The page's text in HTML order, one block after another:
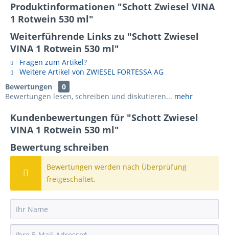
Produktinformationen "Schott Zwiesel VINA
1 Rotwein 530 ml"
Weiterführende Links zu "Schott Zwiesel
VINA 1 Rotwein 530 ml"
Fragen zum Artikel?
Weitere Artikel von ZWIESEL FORTESSA AG
Bewertungen
0
Bewertungen lesen, schreiben und diskutieren... mehr
Kundenbewertungen für "Schott Zwiesel
VINA 1 Rotwein 530 ml"
Bewertung schreiben
Bewertungen werden nach Überprüfung
freigeschaltet.